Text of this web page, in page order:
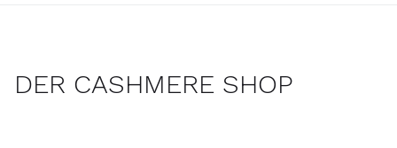
DER CASHMERE SHOP